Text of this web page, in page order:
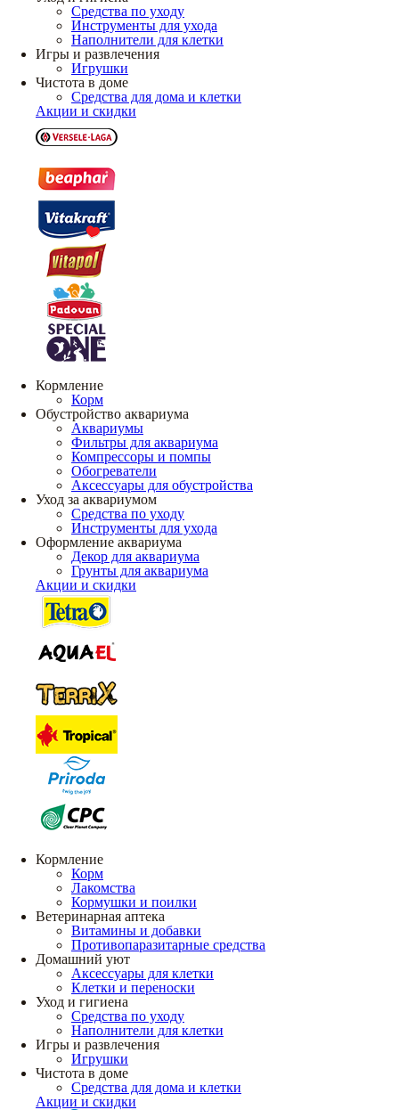
Средства по уходу
Инструменты для ухода
Наполнители для клетки
Игры и развлечения
Игрушки
Чистота в доме
Средства для дома и клетки
Акции и скидки
Кормление
Корм
Обустройство аквариума
Аквариумы
Фильтры для аквариума
Компрессоры и помпы
Обогреватели
Аксессуары для обустройства
Уход за аквариумом
Средства по уходу
Инструменты для ухода
Оформление аквариума
Декор для аквариума
Грунты для аквариума
Акции и скидки
Кормление
Корм
Лакомства
Кормушки и поилки
Ветеринарная аптека
Витамины и добавки
Противопаразитарные средства
Домашний уют
Аксессуары для клетки
Клетки и переноски
Уход и гигиена
Средства по уходу
Наполнители для клетки
Игры и развлечения
Игрушки
Чистота в доме
Средства для дома и клетки
Акции и скидки